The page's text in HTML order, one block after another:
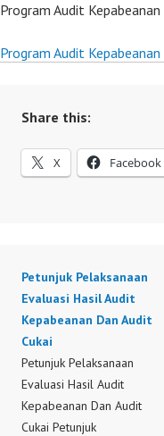
Program Audit
Program Audit
Share this:
X Facebook
Petunjuk Pelaksanaan
Evaluasi Hasil Audit
Kepabeanan Dan Audit
Cukai
Petunjuk Pelaksanaan
Evaluasi Hasil Audit
Kepabeanan Dan Audit
Cukai Petunjuk